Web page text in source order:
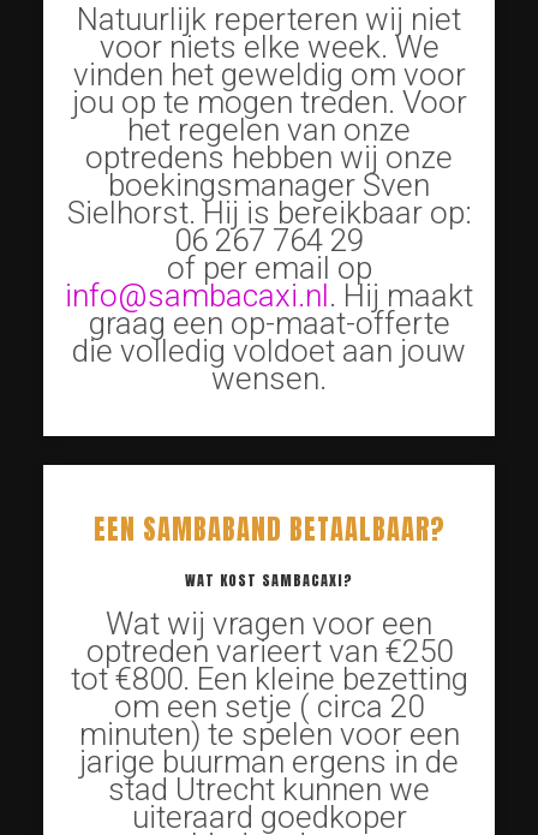
Natuurlijk reperteren wij niet
voor niets elke week. We
vinden het geweldig om voor
jou op te mogen treden. Voor
het regelen van onze
optredens hebben wij onze
boekingsmanager Sven
Sielhorst. Hij is bereikbaar op:
06 267 764 29
of per email op
info@sambacaxi.nl. Hij maakt
graag een op-maat-offerte
die volledig voldoet aan jouw
wensen.
EEN SAMBABAND BETAALBAAR?
WAT KOST SAMBACAXI?
Wat wij vragen voor een
optreden varieert van €250
tot €800. Een kleine bezetting
om een setje ( circa 20
minuten) te spelen voor een
jarige buurman ergens in de
stad Utrecht kunnen we
uiteraard goedkoper